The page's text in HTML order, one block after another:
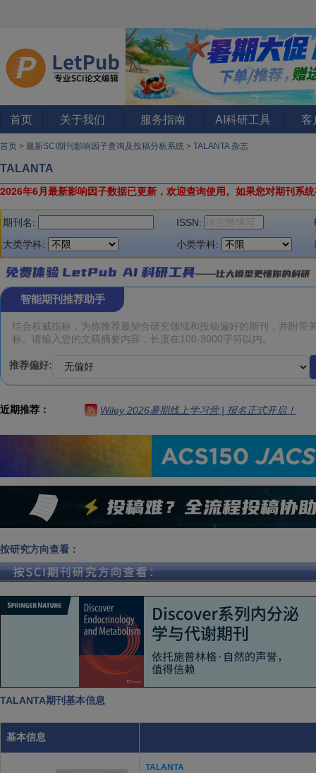
首页 关于我们 服务指南 AI科研工具 客
首页 > 最新SCI期刊影响因子查询及投稿分析系统 > TALANTA 杂志
TALANTA
2026年6月最新影响因子数据已更新，欢迎查询使用。 如果您对期刊系
期刊名: ISSN:
大类学科:
小类学科:
智能期刊推荐助手
推荐偏好:
近期推荐： 热 Wiley 2026暑期线上学习营 | 报名正式开启！
按研究方向查看：
TALANTA期刊基本信息
基本信息
TALANTA